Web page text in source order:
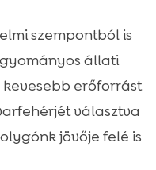
szempontból is
állati
erőforrást
választva
jövője felé is